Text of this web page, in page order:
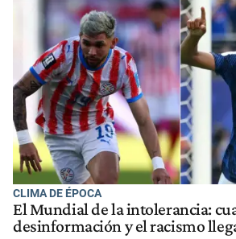
CLIMA DE ÉPOCA
El Mundial de la intolerancia:
desinformación y el racismo